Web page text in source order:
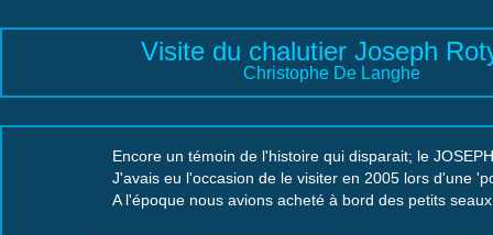
Visite du chalutier Joseph
Christophe De Langhe
Encore un témoin de l'histoire qui disparait; le
J'avais eu l'occasion de le visiter en 2005 lors d'une
A l'époque nous avions acheté à bord des petits